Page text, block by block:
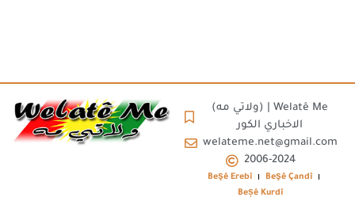
(ولاتي مه) | Welatê Me
الاخباري الكور
welateme.net@gmail.com
2006-2024
Beşê Erebî
Beşê Çandî
Beșê Kurdî